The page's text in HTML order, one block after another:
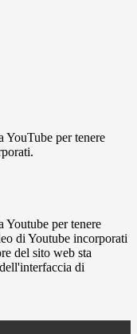
YouTube per tenere
Youtube per tenere
di Youtube incorporati
del sito web sta
di